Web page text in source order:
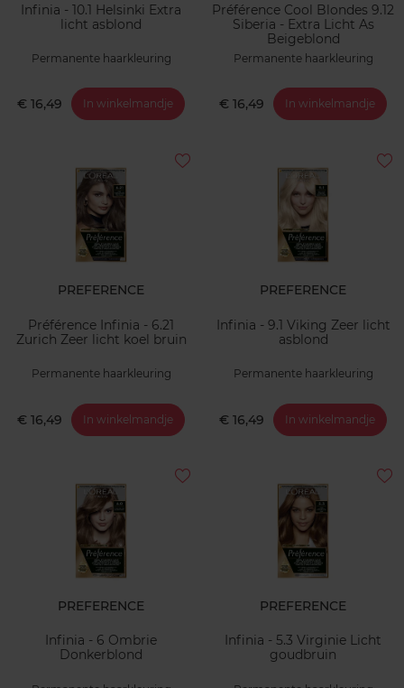
Infinia - 10.1 Helsinki Extra
licht asblond
Permanente haarkleuring
€ 16,49 In winkelmandje
Préférence Cool Blondes 9.12
Siberia - Extra Licht As
Beigeblond
Permanente haarkleuring
€ 16,49 In winkelmandje
PREFERENCE
Préférence Infinia - 6.21
Zurich Zeer licht koel bruin
Permanente haarkleuring
€ 16,49 In winkelmandje
PREFERENCE
Infinia - 9.1 Viking Zeer licht
asblond
Permanente haarkleuring
€ 16,49 In winkelmandje
PREFERENCE
Infinia - 6 Ombrie
Donkerblond
PREFERENCE
Infinia - 5.3 Virginie Licht
goudbruin